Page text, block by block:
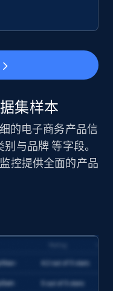
Initial
集样本
的电子商务产品信
与品牌 等字段。
控提供全面的产品